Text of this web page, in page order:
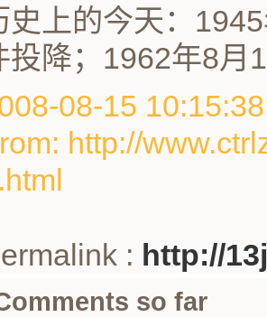
史上的今天：
投降；1962年8月
08-15
http://
: http://
so far